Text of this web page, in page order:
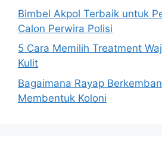
Bimbel Akpol Terbaik untuk
Calon Perwira Polisi
5 Cara Memilih Treatment
Kulit
Bagaimana Rayap
Membentuk Koloni